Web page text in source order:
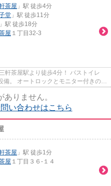
茶屋 」駅 徒歩4分
堂 」駅 徒歩11分
」駅 徒歩18分
屋 １丁目32-3
屋駅より徒歩4分！ バストイレ
。 オートロックとモニター付きのイ
りません。
い合わせはこちら
茶屋 」駅 徒歩1分
屋 １丁目３６-１４